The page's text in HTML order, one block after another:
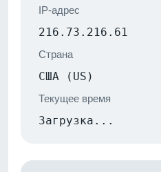
IP-адрес
216.73.216.61
Страна
США (US)
Текущее время
Загрузка...